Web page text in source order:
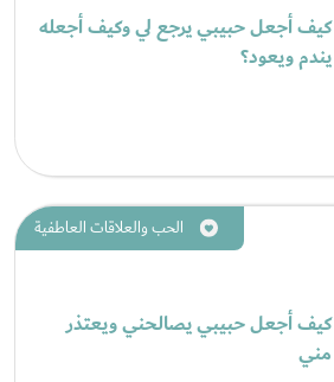
كيف أجعل حبيبي يرجع لي وكيف أجعله
يندم ويعود؟
الحب والعلاقات العاطفية
كيف أجعل حبيبي يصالحني ويعتذر
مني